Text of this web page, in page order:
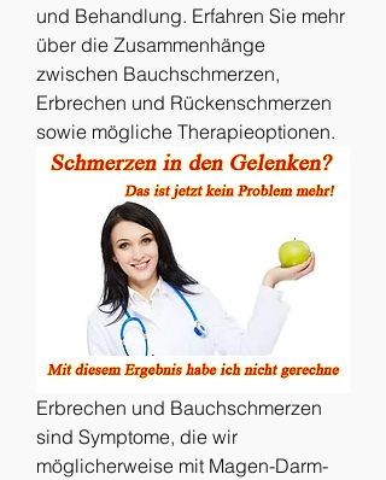
und Behandlung. Erfahren Sie mehr
über die Zusammenhänge
zwischen Bauchschmerzen,
Erbrechen und Rückenschmerzen
sowie mögliche Therapieoptionen.
Erbrechen und Bauchschmerzen
sind Symptome, die wir
möglicherweise mit Magen-Darm-